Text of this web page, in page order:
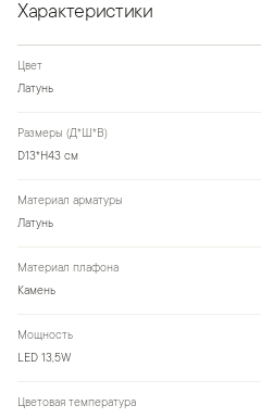
Характеристики
Цвет
Латунь
Размеры (Д*Ш*В)
D13*H43 см
Материал арматуры
Латунь
Материал плафона
Камень
Мощность
LED 13,5W
Цветовая температура